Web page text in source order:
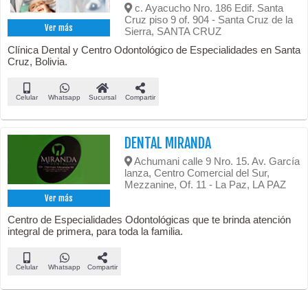
Ver más
c. Ayacucho Nro. 186 Edif. Santa
Cruz piso 9 of. 904 - Santa Cruz de la
Sierra, SANTA CRUZ
Clínica Dental y Centro Odontológico de Especialidades en Santa
Cruz, Bolivia.
Celular Whatsapp Sucursal Compartir
Ver más
DENTAL MIRANDA
Achumani calle 9 Nro. 15. Av. García
lanza, Centro Comercial del Sur,
Mezzanine, Of. 11 - La Paz, LA PAZ
Centro de Especialidades Odontológicas que te brinda atención
integral de primera, para toda la familia.
Celular Whatsapp Compartir